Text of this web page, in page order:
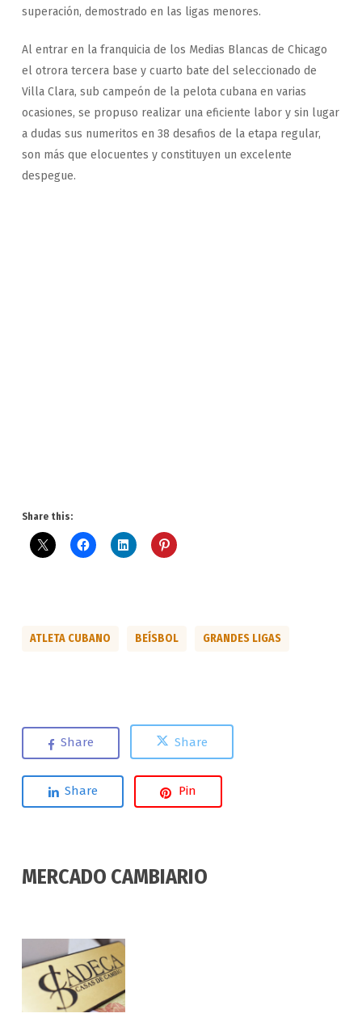
superación, demostrado en las ligas menores.
Al entrar en la franquicia de los Medias Blancas de Chicago
el otrora tercera base y cuarto bate del seleccionado de
Villa Clara, sub campeón de la pelota cubana en varias
ocasiones, se propuso realizar una eficiente labor y sin lugar
a dudas sus numeritos en 38 desafios de la etapa regular,
son más que elocuentes y constituyen un excelente
despegue.
Share this:
ATLETA CUBANO BEÍSBOL GRANDES LIGAS
Share Share
Share Pin
MERCADO CAMBIARIO